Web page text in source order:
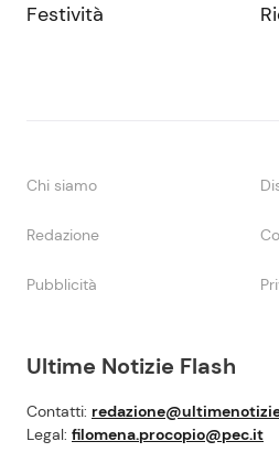
Ultime Notizie Flash
Contatti:
Legal: filomena.procopio@pec.it
Festività
Chi siamo
Redazione
Pubblicità